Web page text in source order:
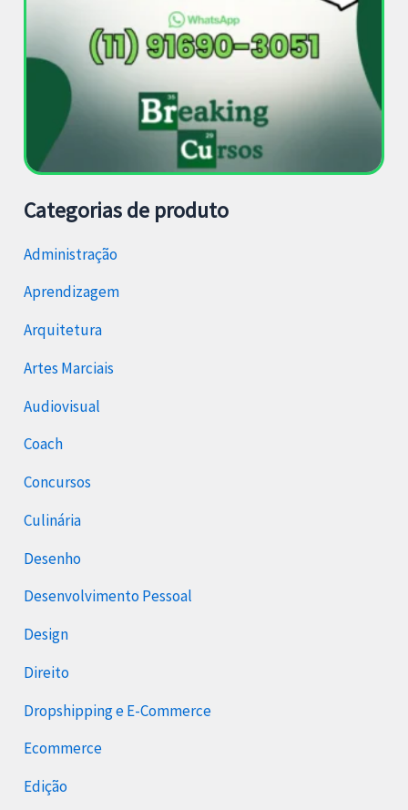
Categorias de produto
Administração
Aprendizagem
Arquitetura
Artes Marciais
Audiovisual
Coach
Concursos
Culinária
Desenho
Desenvolvimento Pessoal
Design
Direito
Dropshipping e E-Commerce
Ecommerce
Edição